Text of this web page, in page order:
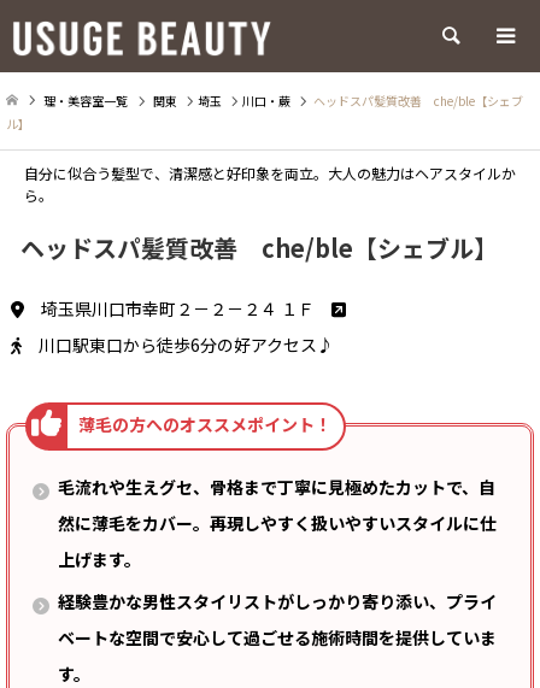
検索
理・美容室一覧 関東 埼玉 川口・蕨
ヘッドスパ髪質改善 che/ble【シェブ
ル】
自分に似合う髪型で、清潔感と好印象を両立。大人の魅力はヘアスタイルか
ら。
ヘッドスパ髪質改善 che/ble【シェブル】
埼玉県川口市幸町２－２－２４ １Ｆ
川口駅東口から徒歩6分の好アクセス♪
毛流れや生えグセ、骨格まで丁寧に見極めたカットで、自
然に薄毛をカバー。再現しやすく扱いやすいスタイルに仕
上げます。
経験豊かな男性スタイリストがしっかり寄り添い、プライ
ベートな空間で安心して過ごせる施術時間を提供していま
す。